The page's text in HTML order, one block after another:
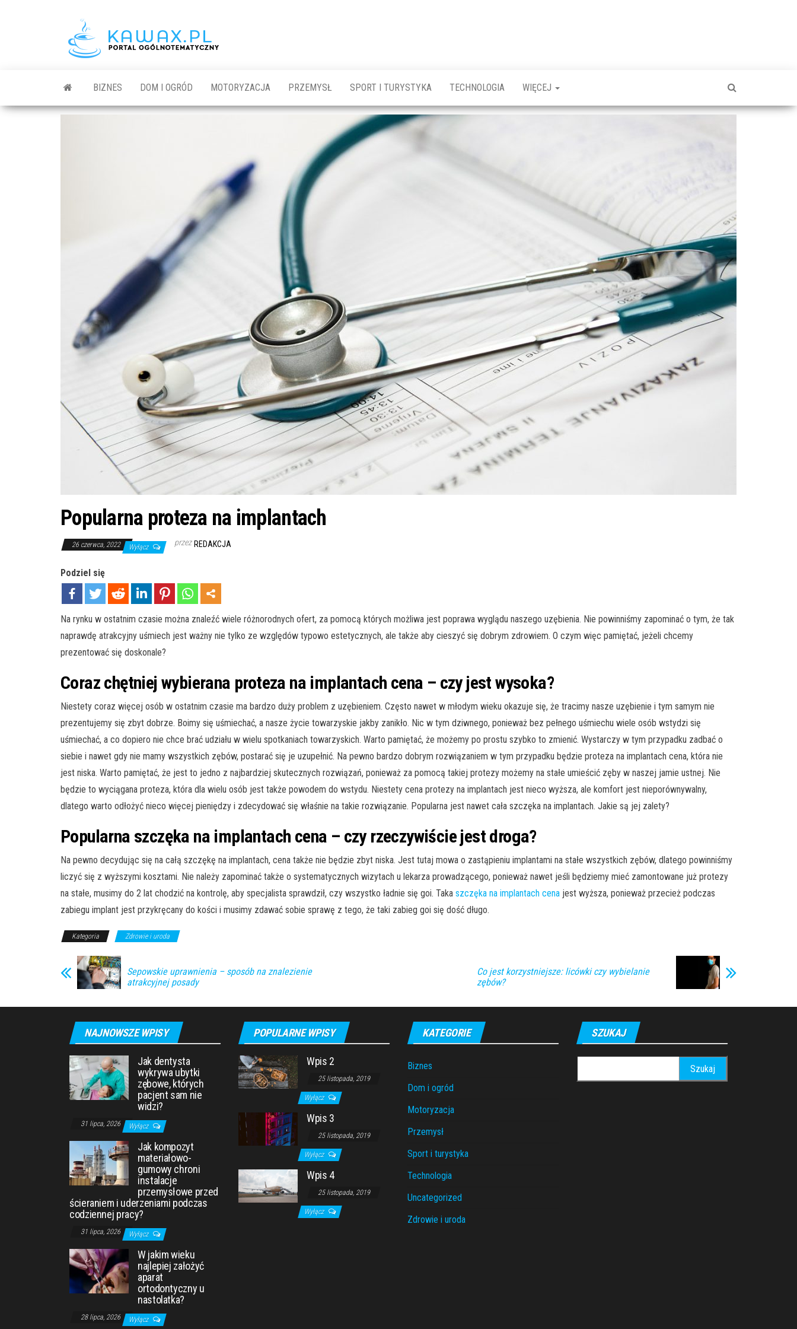
BIZNES DOM I OGRÓD MOTORYZACJA PRZEMYSŁ SPORT I TURYSTYKA TECHNOLOGIA WIĘCEJ
Popularna proteza na implantach
26 czerwca, 2022 Wyłącz przez REDAKCJA
Podziel się
Na rynku w ostatnim czasie można znaleźć wiele różnorodnych ofert, za pomocą których możliwa jest poprawa wyglądu naszego uzębienia. Nie powinniśmy zapominać o tym, że tak
naprawdę atrakcyjny uśmiech jest ważny nie tylko ze względów typowo estetycznych, ale także aby cieszyć się dobrym zdrowiem. O czym więc pamiętać, jeżeli chcemy
prezentować się doskonale?
Coraz chętniej wybierana proteza na implantach cena – czy jest wysoka?
Niestety coraz więcej osób w ostatnim czasie ma bardzo duży problem z uzębieniem. Często nawet w młodym wieku okazuje się, że tracimy nasze uzębienie i tym samym nie
prezentujemy się zbyt dobrze. Boimy się uśmiechać, a nasze życie towarzyskie jakby zanikło. Nic w tym dziwnego, ponieważ bez pełnego uśmiechu wiele osób wstydzi się
uśmiechać, a co dopiero nie chce brać udziału w wielu spotkaniach towarzyskich. Warto pamiętać, że możemy po prostu szybko to zmienić. Wystarczy w tym przypadku zadbać o
siebie i nawet gdy nie mamy wszystkich zębów, postarać się je uzupełnić. Na pewno bardzo dobrym rozwiązaniem w tym przypadku będzie proteza na implantach cena, która nie
jest niska. Warto pamiętać, że jest to jedno z najbardziej skutecznych rozwiązań, ponieważ za pomocą takiej protezy możemy na stałe umieścić zęby w naszej jamie ustnej. Nie
będzie to wyciągana proteza, która dla wielu osób jest także powodem do wstydu. Niestety cena protezy na implantach jest nieco wyższa, ale komfort jest nieporównywalny,
dlatego warto odłożyć nieco więcej pieniędzy i zdecydować się właśnie na takie rozwiązanie. Popularna jest nawet cała szczęka na implantach. Jakie są jej zalety?
Popularna szczęka na implantach cena – czy rzeczywiście jest droga?
Na pewno decydując się na całą szczękę na implantach, cena także nie będzie zbyt niska. Jest tutaj mowa o zastąpieniu implantami na stałe wszystkich zębów, dlatego powinniśmy
liczyć się z wyższymi kosztami. Nie należy zapominać także o systematycznych wizytach u lekarza prowadzącego, ponieważ nawet jeśli będziemy mieć zamontowane już protezy
na stałe, musimy do 2 lat chodzić na kontrolę, aby specjalista sprawdził, czy wszystko ładnie się goi. Taka szczęka na implantach cena jest wyższa, ponieważ przecież podczas
zabiegu implant jest przykręcany do kości i musimy zdawać sobie sprawę z tego, że taki zabieg goi się dość długo.
Kategoria Zdrowie i uroda
Sepowskie uprawnienia – sposób na znalezienie
atrakcyjnej posady
Co jest korzystniejsze: licówki czy wybielanie
zębów?
NAJNOWSZE WPISY
Jak dentysta
wykrywa ubytki
zębowe, których
pacjent sam nie
widzi?
31 lipca, 2026 Wyłącz
Jak kompozyt
materiałowo-
gumowy chroni
instalacje
przemysłowe przed
ścieraniem i uderzeniami podczas
codziennej pracy?
31 lipca, 2026 Wyłącz
W jakim wieku
najlepiej założyć
aparat
ortodontyczny u
nastolatka?
28 lipca, 2026 Wyłącz
POPULARNE WPISY
Wpis 2
25 listopada, 2019
Wyłącz
Wpis 3
25 listopada, 2019
Wyłącz
Wpis 4
25 listopada, 2019
Wyłącz
KATEGORIE
Biznes
Dom i ogród
Motoryzacja
Przemysł
Sport i turystyka
Technologia
Uncategorized
Zdrowie i uroda
SZUKAJ